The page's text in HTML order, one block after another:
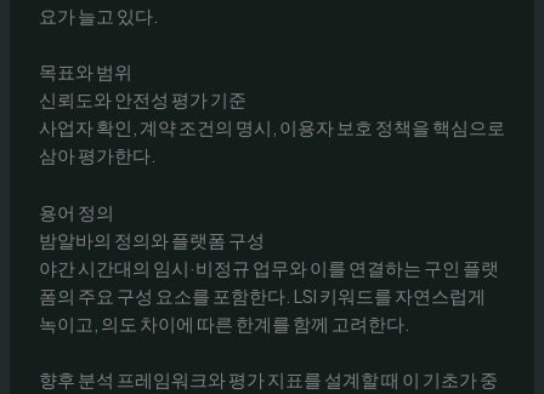
요가 늘고 있다.
목표와 범위
신뢰도와 안전성 평가 기준
사업자 확인, 계약 조건의 명시, 이용자 보호 정책을 핵심으로
삼아 평가한다.
용어 정의
밤알바의 정의와 플랫폼 구성
야간 시간대의 임시·비정규 업무와 이를 연결하는 구인 플랫
폼의 주요 구성 요소를 포함한다. LSI 키워드를 자연스럽게
녹이고, 의도 차이에 따른 한계를 함께 고려한다.
향후 분석 프레임워크와 평가 지표를 설계할 때 이 기초가 중